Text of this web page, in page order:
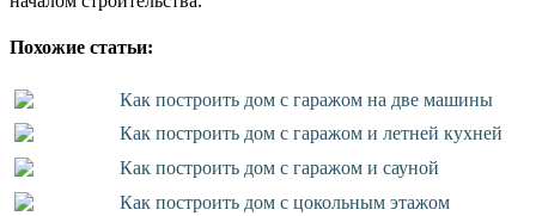
Похожие статьи:
Как построить дом с гаражом на две машины
Как построить дом с гаражом и летней кухней
Как построить дом с гаражом и сауной
Как построить дом с цокольным этажом